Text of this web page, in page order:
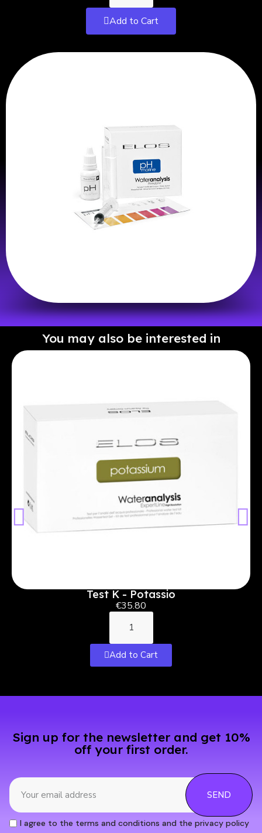
Add to Cart
You may also be interested in
Test K - Potassio
€35.80
Add to Cart
Sign up for the newsletter and get 10%
off your first order.
SEND
I agree to the terms and conditions and the privacy policy